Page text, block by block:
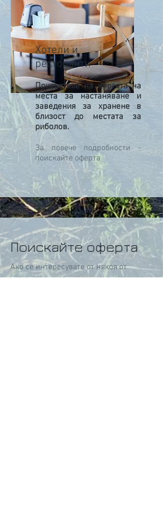
Хотели и
ресторанти
Присъствие на картата на
места за настаняване и
заведения за хранене в
близост до местата за
риболов.
За повече подробности -
поискайте оферта
Поискайте оферта
Ако се интересувате от някоя от